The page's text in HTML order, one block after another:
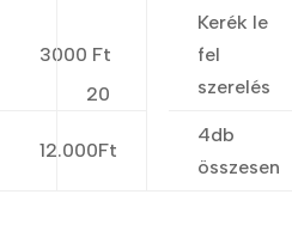
3000 Ft
12.000Ft
20
Kerék le
fel
szerelés
4db
összesen